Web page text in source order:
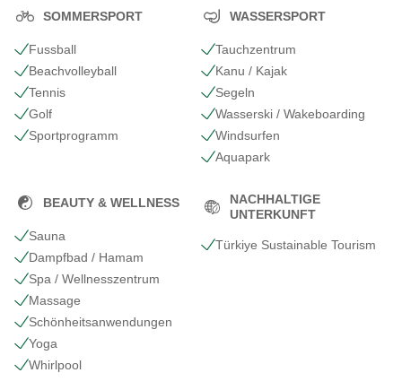
SOMMERSPORT
Fussball
Beachvolleyball
Tennis
Golf
Sportprogramm
WASSERSPORT
Tauchzentrum
Kanu / Kajak
Segeln
Wasserski / Wakeboarding
Windsurfen
Aquapark
BEAUTY & WELLNESS
Sauna
Dampfbad / Hamam
Spa / Wellnesszentrum
Massage
Schönheits​anwendungen
Yoga
Whirlpool
NACHHALTIGE
UNTERKUNFT
Türkiye Sustainable Tourism